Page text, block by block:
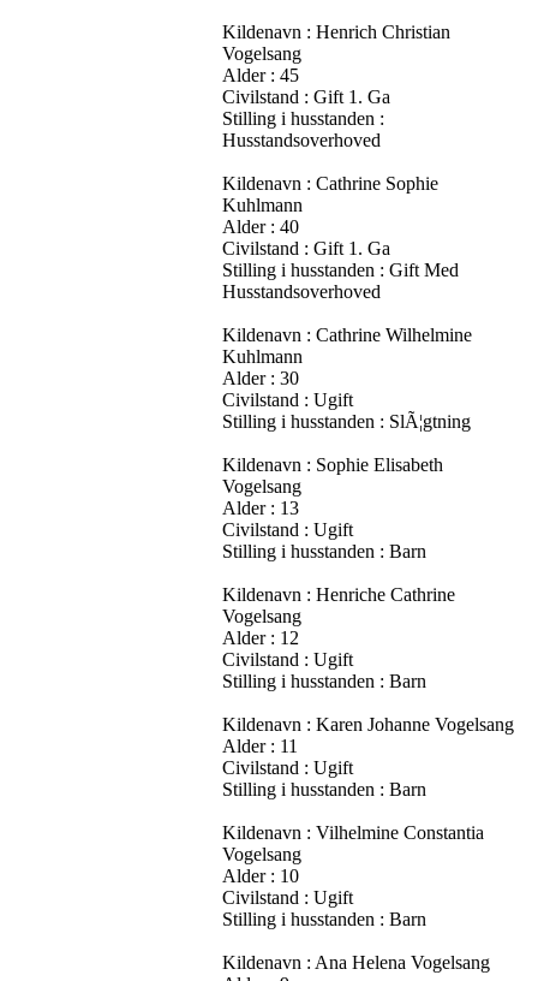
Kildenavn : Henrich Christian
Vogelsang
Alder : 45
Civilstand : Gift 1. Ga
Stilling i husstanden :
Husstandsoverhoved
Kildenavn : Cathrine Sophie
Kuhlmann
Alder : 40
Civilstand : Gift 1. Ga
Stilling i husstanden : Gift Med
Husstandsoverhoved
Kildenavn : Cathrine Wilhelmine
Kuhlmann
Alder : 30
Civilstand : Ugift
Stilling i husstanden : SlÃ¦gtning
Kildenavn : Sophie Elisabeth
Vogelsang
Alder : 13
Civilstand : Ugift
Stilling i husstanden : Barn
Kildenavn : Henriche Cathrine
Vogelsang
Alder : 12
Civilstand : Ugift
Stilling i husstanden : Barn
Kildenavn : Karen Johanne Vogelsang
Alder : 11
Civilstand : Ugift
Stilling i husstanden : Barn
Kildenavn : Vilhelmine Constantia
Vogelsang
Alder : 10
Civilstand : Ugift
Stilling i husstanden : Barn
Kildenavn : Ana Helena Vogelsang